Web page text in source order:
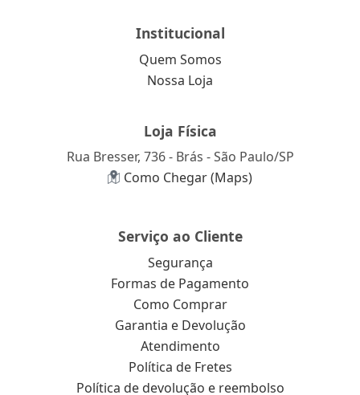
Institucional
Quem Somos
Nossa Loja
Loja Física
Rua Bresser, 736 - Brás - São Paulo/SP
Como Chegar (Maps)
Serviço ao Cliente
Segurança
Formas de Pagamento
Como Comprar
Garantia e Devolução
Atendimento
Política de Fretes
Política de devolução e reembolso